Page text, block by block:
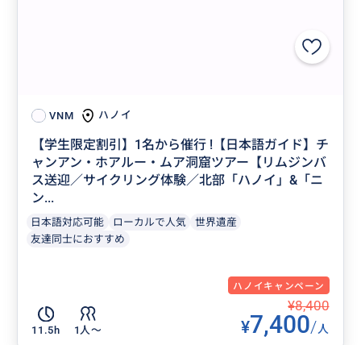
VNM ハノイ
【学生限定割引】1名から催行 !【日本語ガイド】チ
ャンアン・ホアルー・ムア洞窟ツアー【リムジンバ
ス送迎／サイクリング体験／北部「ハノイ」&「ニ
ン...
日本語対応可能 ローカルで人気
世界遺産
友達同士におすすめ
ハノイキャンペーン
11.5h 1人〜
¥8,400
¥7,400/人